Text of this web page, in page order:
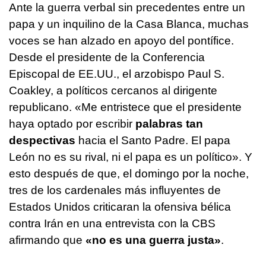
Ante la guerra verbal sin precedentes entre un
papa y un inquilino de la Casa Blanca, muchas
voces se han alzado en apoyo del pontífice.
Desde el presidente de la Conferencia
Episcopal de EE.UU., el arzobispo Paul S.
Coakley, a políticos cercanos al dirigente
republicano. «Me entristece que el presidente
haya optado por escribir palabras tan
despectivas hacia el Santo Padre. El papa
León no es su rival, ni el papa es un político». Y
esto después de que, el domingo por la noche,
tres de los cardenales más influyentes de
Estados Unidos criticaran la ofensiva bélica
contra Irán en una entrevista con la CBS
afirmando que «no es una guerra justa».